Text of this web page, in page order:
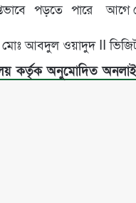
পড়তে পারে
আগে
মোঃ আবদুল ওয়াদুদ II
কর্তৃক অনুমোদিত